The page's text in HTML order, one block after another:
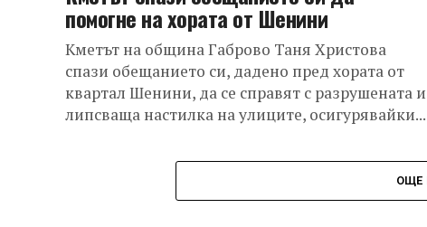
помогне на хората от Шенини
Кметът на община Габрово Таня Христова
спази обещанието си, дадено пред хората от
квартал Шенини, да се справят с разрушената и
липсваща настилка на улиците, осигурявайки...
ОЩЕ